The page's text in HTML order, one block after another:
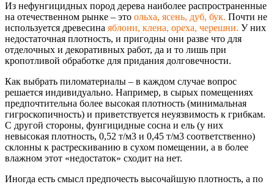
Из нефунгицидных пород дерева наиболее распространенные
на отечественном рынке – это ольха, ясень, дуб, бук. Почти не
используется древесина яблони, клена, ореха, черешни. У них
недостаточная плотность, и пригодны они разве что для
отделочных и декоративных работ, да и то лишь при
кропотливой обработке для придания долговечности.
Как выбрать пиломатериалы – в каждом случае вопрос
решается индивидуально. Например, в сырых помещениях
предпочтительна более высокая плотность (минимальная
гигроскопичность) и приветствуется неуязвимость к грибкам.
С другой стороны, фунгицидные сосна и ель (у них
невысокая плотность, 0,52 т/м3 и 0,45 т/м3 соответственно)
склонны к растрескиванию в сухом помещении, а в более
влажном этот «недостаток» сходит на нет.
Иногда есть смысл предпочесть высочайшую плотность, а по